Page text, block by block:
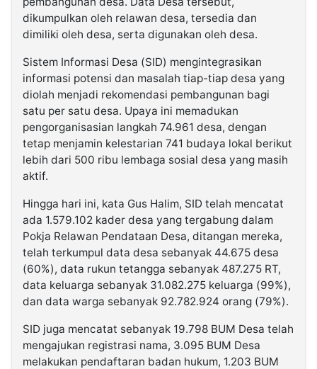
dikumpulkan oleh relawan desa, tersedia dan
dimiliki oleh desa, serta digunakan oleh desa.
Sistem Informasi Desa (SID) mengintegrasikan
informasi potensi dan masalah tiap-tiap desa yang
diolah menjadi rekomendasi pembangunan bagi
satu per satu desa. Upaya ini memadukan
pengorganisasian langkah 74.961 desa, dengan
tetap menjamin kelestarian 741 budaya lokal berikut
lebih dari 500 ribu lembaga sosial desa yang masih
aktif.
Hingga hari ini, kata Gus Halim, SID telah mencatat
ada 1.579.102 kader desa yang tergabung dalam
Pokja Relawan Pendataan Desa, ditangan mereka,
telah terkumpul data desa sebanyak 44.675 desa
(60%), data rukun tetangga sebanyak 487.275 RT,
data keluarga sebanyak 31.082.275 keluarga (99%),
dan data warga sebanyak 92.782.924 orang (79%).
SID juga mencatat sebanyak 19.798 BUM Desa telah
mengajukan registrasi nama, 3.095 BUM Desa
melakukan pendaftaran badan hukum, 1.203 BUM